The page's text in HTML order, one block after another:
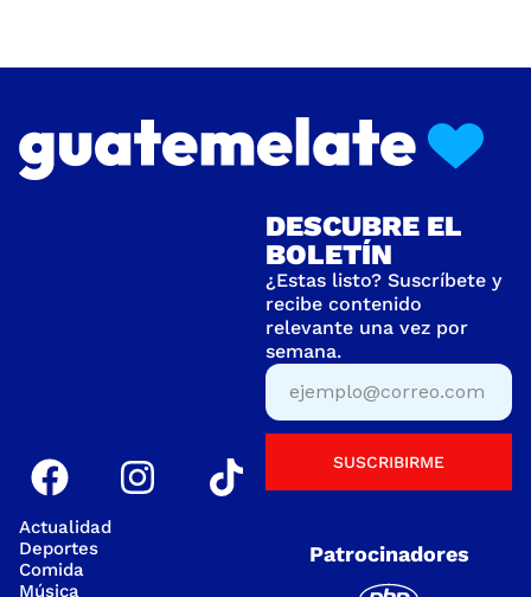
Actualidad
Deportes
Comida
Música
DESCUBRE EL
BOLETÍN
¿Estas listo? Suscríbete y
recibe contenido
relevante una vez por
semana.
SUSCRIBIRME
Patrocinadores